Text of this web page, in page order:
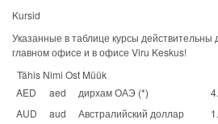
Kursid
Указанные в таблице курсы действительны
главном офисе и в офисе Viru Keskus!
Tähis Nimi Ost Müük
AED
aed дирхам ОАЭ (*)
AUD
aud Австралийский доллар